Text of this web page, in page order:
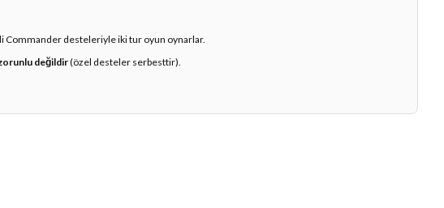
Commander desteleriyle iki tur oyun oynarlar.
değildir(özel desteler serbesttir).